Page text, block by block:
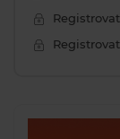
Registrovat